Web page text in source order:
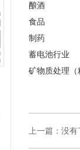
酿酒
食品
制药
蓄电池行业
矿物质处理
上一篇：没有